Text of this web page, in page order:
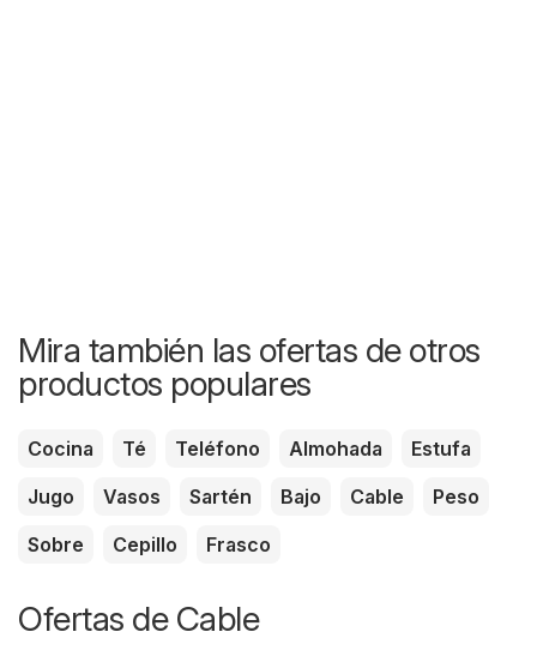
Mira también las ofertas de otros
productos populares
Cocina Té Teléfono Almohada
Estufa
Jugo
Vasos Sartén Bajo Cable
Peso
Sobre
Cepillo Frasco
Ofertas de Cable